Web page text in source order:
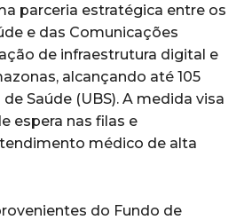
parceria estratégica entre os
e das Comunicações
de infraestrutura digital e
alcançando até 105
Saúde (UBS). A medida visa
espera nas filas e
médico de alta
do Fundo de